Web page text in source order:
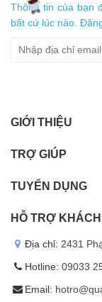
Thông tin của bạn
bất cứ lúc nào.
GIỚI THIỆU
TRỢ GIÚP
TUYỂN DỤNG
HỖ TRỢ
Địa chỉ: 2431
Hotline: 09033
Email: